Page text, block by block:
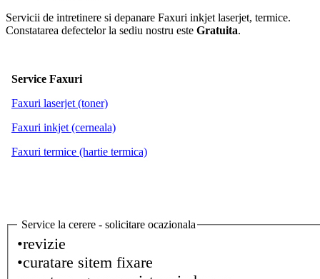
Servicii de intretinere si depanare Faxuri inkjet laserjet, termice.
Constatarea defectelor la sediu nostru este Gratuita.
Service Faxuri
Faxuri laserjet (toner)
Faxuri inkjet (cerneala)
Faxuri termice (hartie termica)
Service la cerere - solicitare ocazionala
•revizie
•curatare sitem fixare